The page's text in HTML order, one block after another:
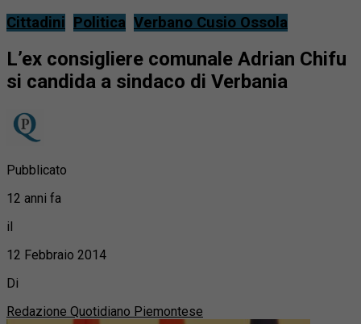
Cittadini Politica Verbano Cusio Ossola
L’ex consigliere comunale Adrian Chifu
si candida a sindaco di Verbania
Pubblicato
12 anni fa
il
12 Febbraio 2014
Di
Redazione Quotidiano Piemontese